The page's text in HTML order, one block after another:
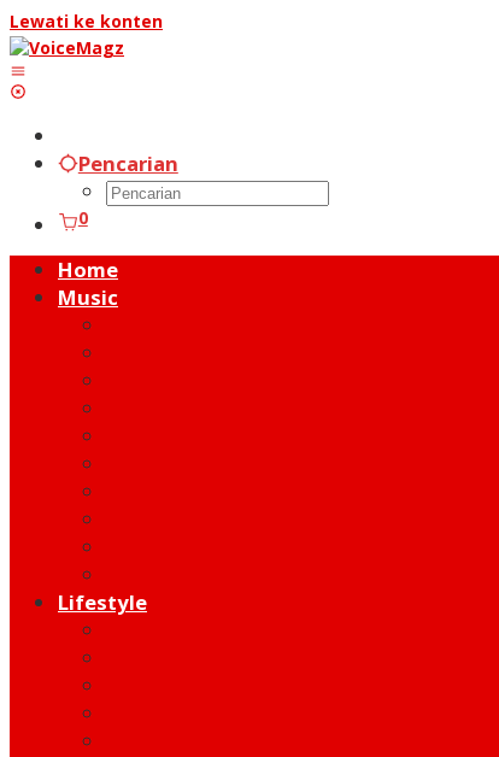
Lewati ke konten
Pencarian
0
Home
Music
Lifestyle